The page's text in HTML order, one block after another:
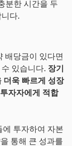
분한 시간을 두
다.
배당금이 있다면
있습니다. 장기
더욱 빠르게 성장
자자에게 적합
투자하여 자본
통해 큰 성과를